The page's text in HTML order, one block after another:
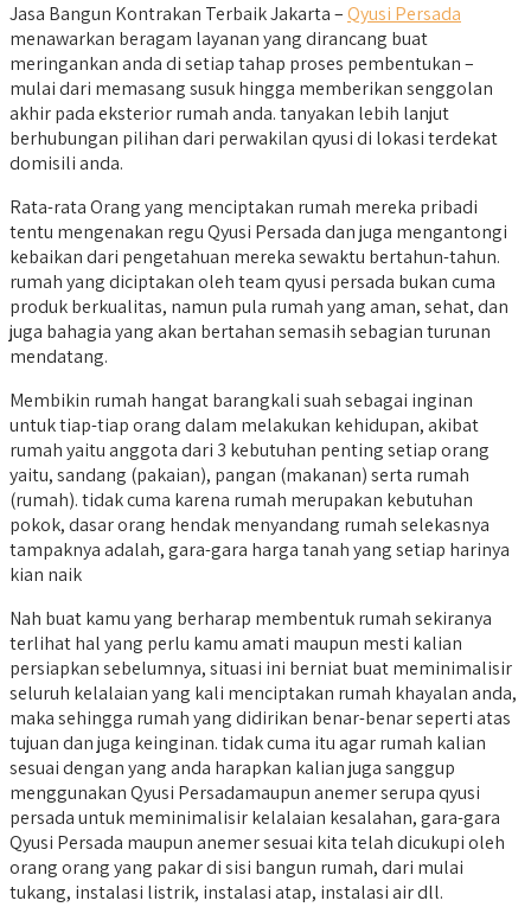
Jasa Bangun Kontrakan Terbaik Jakarta –Qyusi Persada
menawarkan beragam layanan yang dirancang buat
meringankan anda di setiap tahap proses pembentukan –
mulai dari memasang susuk hingga memberikan senggolan
akhir pada eksterior rumah anda. tanyakan lebih lanjut
berhubungan pilihan dari perwakilan qyusi di lokasi terdekat
domisili anda.
Rata-rata Orang yang menciptakan rumah mereka pribadi
tentu mengenakan regu Qyusi Persada dan juga mengantongi
kebaikan dari pengetahuan mereka sewaktu bertahun-tahun.
rumah yang diciptakan oleh team qyusi persada bukan cuma
produk berkualitas, namun pula rumah yang aman, sehat, dan
juga bahagia yang akan bertahan semasih sebagian turunan
mendatang.
Membikin rumah hangat barangkali suah sebagai inginan
untuk tiap-tiap orang dalam melakukan kehidupan, akibat
rumah yaitu anggota dari 3 kebutuhan penting setiap orang
yaitu, sandang (pakaian), pangan (makanan) serta rumah
(rumah). tidak cuma karena rumah merupakan kebutuhan
pokok, dasar orang hendak menyandang rumah selekasnya
tampaknya adalah, gara-gara harga tanah yang setiap harinya
kian naik
Nah buat kamu yang berharap membentuk rumah sekiranya
terlihat hal yang perlu kamu amati maupun mesti kalian
persiapkan sebelumnya, situasi ini berniat buat meminimalisir
seluruh kelalaian yang kali menciptakan rumah khayalan anda,
maka sehingga rumah yang didirikan benar-benar seperti atas
tujuan dan juga keinginan. tidak cuma itu agar rumah kalian
sesuai dengan yang anda harapkan kalian juga sanggup
menggunakan Qyusi Persadamaupun anemer serupa qyusi
persada untuk meminimalisir kelalaian kesalahan, gara-gara
Qyusi Persada maupun anemer sesuai kita telah dicukupi oleh
orang orang yang pakar di sisi bangun rumah, dari mulai
tukang, instalasi listrik, instalasi atap, instalasi air dll.